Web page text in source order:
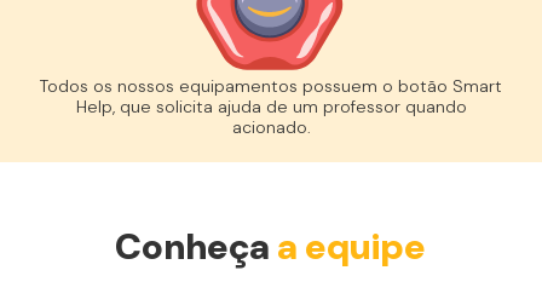
Todos os nossos equipamentos possuem o botão Smart
Help, que solicita ajuda de um professor quando
acionado.
Conheça a equipe